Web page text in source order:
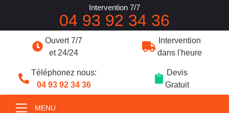
Ouvert 7/7
et 24/24
Intervention
dans l'heure
Téléphonez nous:
04 93 92 34 36
Devis
Gratuit
MENU
Intervention 7/7
04 93 92 34 36